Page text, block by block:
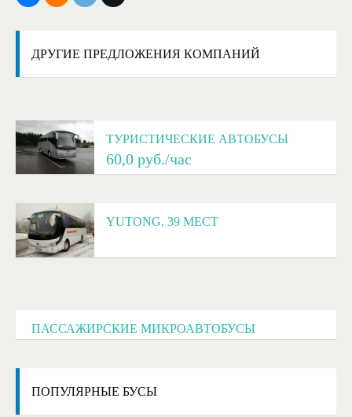
ДРУГИЕ ПРЕДЛОЖЕНИЯ КОМПАНИЙ
ТУРИСТИЧЕСКИЕ АВТОБУСЫ
60,0 руб./час
YUTONG, 39 МЕСТ
ПАССАЖИРСКИЕ МИКРОАВТОБУСЫ
ПОПУЛЯРНЫЕ БУСЫ